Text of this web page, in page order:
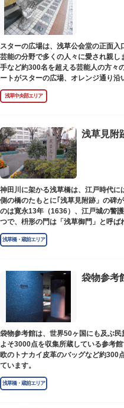
スターの広場は、浅草公会堂の正面
芸能の分野で多くの人々に愛され親
手など約300名を超える芸能人の方々
ートがスターの広場、オレンジ通り
親しまれています。
浅草中央部エリア
浅草見附
神田川に架かる浅草橋は、江戸時代
側の橋のたもとに｢浅草見附跡」の碑
のは寛永13年（1636）、江戸城の警
つで、枡形の門は「浅草御門」と呼
奥州へ往来する人々を取り締まりまし
浅草橋・蔵前エリア
袋物参考
袋物参考館は、世界50ヶ国にも及ぶ
よそ3000点を収集所蔵している参考
欧のトナカイ皮革のバッグなど約300
ています。
浅草橋・蔵前エリア